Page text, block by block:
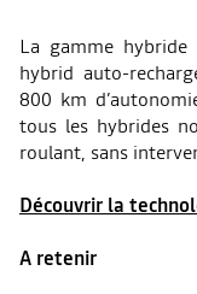
La gamme
hybrid auto-
800 km
tous les hybrides
roulant, sans
Découvrir la
A retenir